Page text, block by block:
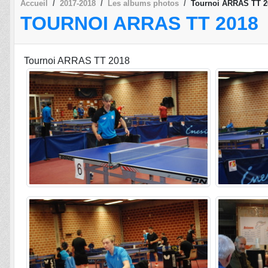
Accueil 2017-2018 Les albums photos Tournoi ARRAS TT
TOURNOI ARRAS TT 2018
Tournoi ARRAS TT 2018